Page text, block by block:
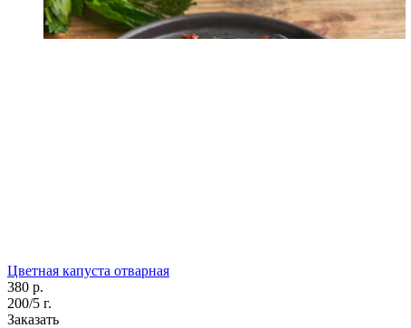
Цветная капуста отварная
380 р.
200/5 г.
Заказать